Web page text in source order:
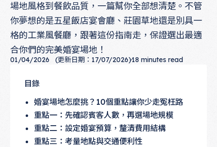
場地風格到餐飲品質，一篇幫你全部想清楚。不管
你夢想的是五星飯店宴會廳、莊園草地還是別具一
格的工業風餐廳，跟著這份指南走，保證選出最適
合你們的完美婚宴場地！
01/04/2026 (更新日期：17/07/2026)18 minutes read
目錄
婚宴場地怎麼挑？10個重點讓你少走冤枉路
重點一：先確認賓客人數，再選場地規模
重點二：設定婚宴預算，釐清費用結構
重點三：考量地點與交通便利性